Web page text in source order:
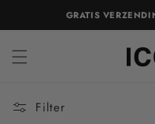
Inhalt
GRATIS
Filter